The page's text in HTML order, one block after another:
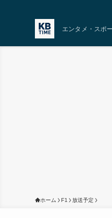
エンタメ・スポ
ホーム F1 放送予定